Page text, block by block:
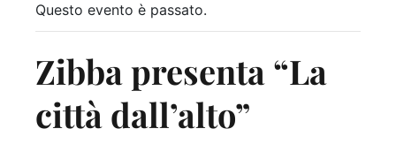
Questo evento è passato.
Zibba presenta “La
città dall’alto”